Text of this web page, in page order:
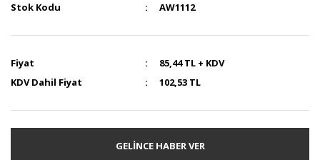
Stok Kodu
AW1112
Fiyat
85,44 TL + KDV
KDV Dahil Fiyat
102,53 TL
GELİNCE HABER VER